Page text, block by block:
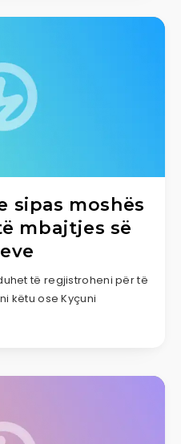
sipas moshës
mbajtjes së
të regjistroheni për të
këtu ose Kyçuni